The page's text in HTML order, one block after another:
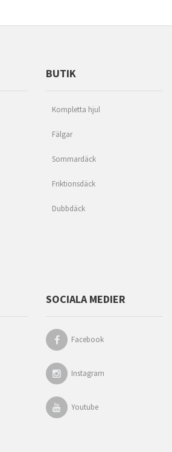
BUTIK
Kompletta hjul
Fälgar
Sommardäck
Friktionsdäck
Dubbdäck
SOCIALA MEDIER
Facebook
Instagram
Youtube